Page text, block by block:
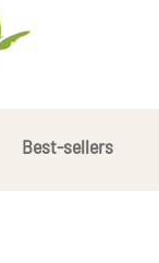
Best-sellers